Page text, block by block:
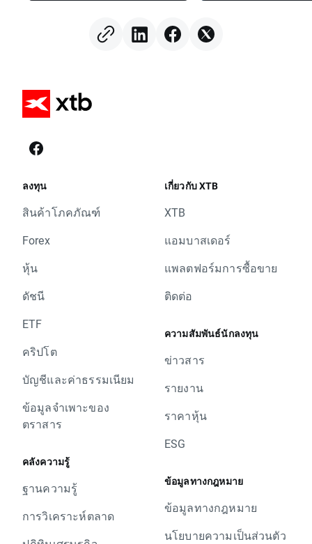
ลงทุน
สินค้าโภคภัณฑ์
Forex
หุ้น
ดัชนี
ETF
คริปโต
บัญชีและค่าธรรมเนียม
ข้อมูลจำเพาะของ
ตราสาร
คลังความรู้
ฐานความรู้
การวิเคราะห์ตลาด
เกี่ยวกับ XTB
XTB
แอมบาสเดอร์
แพลตฟอร์มการซื้อขาย
ติดต่อ
ความสัมพันธ์นักลงทุน
ข่าวสาร
รายงาน
ราคาหุ้น
ESG
ข้อมูลทางกฎหมาย
ข้อมูลทางกฎหมาย
นโยบายความเป็นส่วนตัว